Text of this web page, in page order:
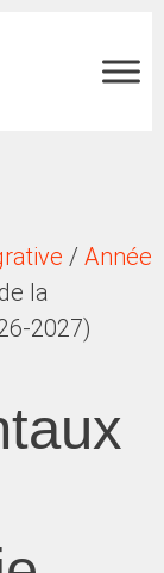
/ Année
la
2027)